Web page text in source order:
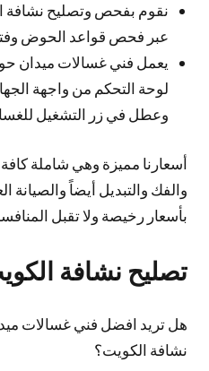
نقوم بفحص وتصليح نشافة
عبر فحص قواعد الحوض
يعمل فني غسالات ميدان
لوحة التحكم من واجهة
وعطل في زر التشغيل
أسعارنا مميزة وهي شاملة
والفك والتبديل أيضاً والصيانة
بأسعار رخيصة ولا تقبل
تصليح نشافة
هل تريد افضل فني غسالات
نشافة الكويت؟